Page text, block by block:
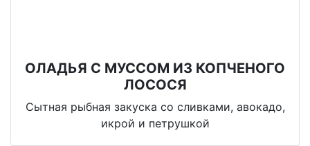
ОЛАДЬЯ С МУССОМ ИЗ КОПЧЕНОГО
ЛОСОСЯ
Сытная рыбная закуска со сливками, авокадо,
икрой и петрушкой